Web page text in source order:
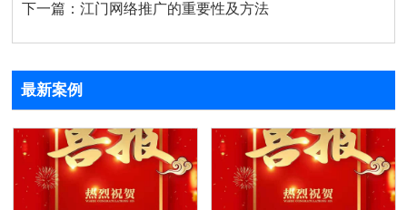
下一篇：江门网络推广的重要性及方法
最新案例